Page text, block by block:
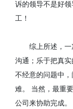
诉的领导不是好
工！
综上所述，
沟通；乐于把真
不经意的问题中
难。
当然，最重
公司来协助完成。